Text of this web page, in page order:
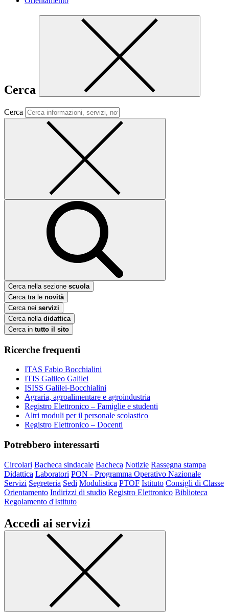
Cerca
Cerca
Cerca nella sezione scuola
Cerca tra le novità
Cerca nei servizi
Cerca nella didattica
Cerca in tutto il sito
Ricerche frequenti
ITAS Fabio Bocchialini
ITIS Galileo Galilei
ISISS Galilei-Bocchialini
Agraria, agroalimentare e agroindustria
Registro Elettronico – Famiglie e studenti
Altri moduli per il personale scolastico
Registro Elettronico – Docenti
Potrebbero interessarti
Circolari Bacheca sindacale Bacheca Notizie Rassegna stampa
Didattica Laboratori PON - Programma Operativo Nazionale
Servizi Segreteria Sedi Modulistica PTOF Istituto Consigli di Classe
Orientamento Indirizzi di studio Registro Elettronico Biblioteca
Regolamento d'Istituto
Accedi ai servizi